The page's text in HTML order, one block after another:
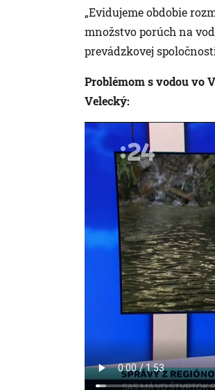
„Evidujeme obdobie
množstvo porúch na
prevádzkovej
Problémom s vodou vo
Velecký: